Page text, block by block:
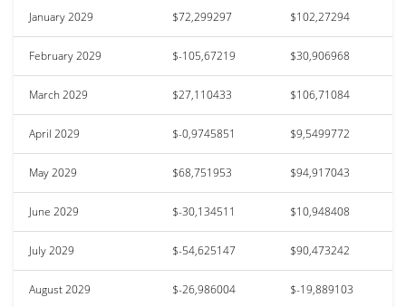
January 2029 $72,299297 $102,27294
February 2029 $-105,67219 $30,906968
March 2029 $27,110433 $106,71084
April 2029 $-0,9745851 $9,5499772
May 2029 $68,751953 $94,917043
June 2029 $-30,134511 $10,948408
July 2029 $-54,625147 $90,473242
August 2029 $-26,986004 $-19,889103